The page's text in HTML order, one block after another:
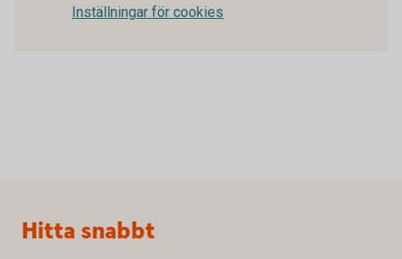
Inställningar för cookies
Sidfot
Hitta snabbt